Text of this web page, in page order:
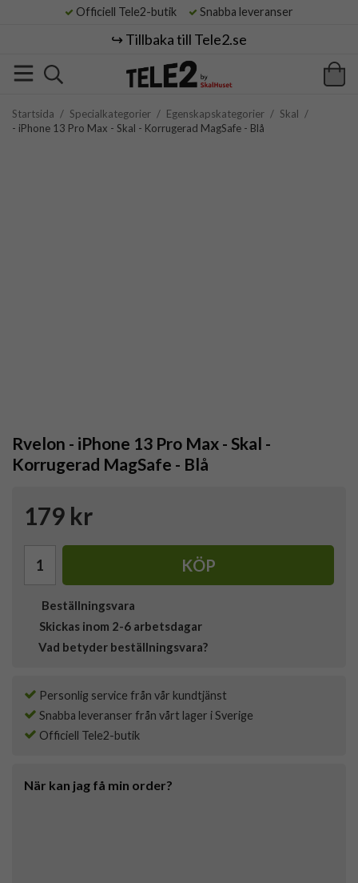
Officiell Tele2-butik Snabba leveranser
↪️ Tillbaka till Tele2.se
Startsida / Specialkategorier / Egenskapskategorier / Skal /
- iPhone 13 Pro Max - Skal - Korrugerad MagSafe - Blå
Rvelon - iPhone 13 Pro Max - Skal -
Korrugerad MagSafe - Blå
179 kr
KÖP
Beställningsvara
Skickas inom 2-6 arbetsdagar
Vad betyder beställningsvara?
Personlig service från vår kundtjänst
Snabba leveranser från vårt lager i Sverige
Officiell Tele2-butik
När kan jag få min order?